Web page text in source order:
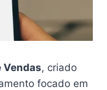
Vendas, criado
focado em